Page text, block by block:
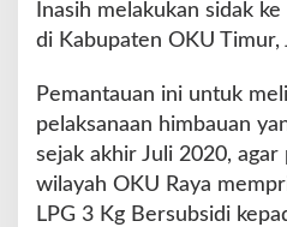
n
t
u
e
t
e
r
Inasih melakukan sidak
di Kabupaten OKU Timur,
Pemantauan ini untuk
pelaksanaan himbauan
sejak akhir Juli 2020, agar
wilayah OKU Raya
LPG 3 Kg Bersubsidi